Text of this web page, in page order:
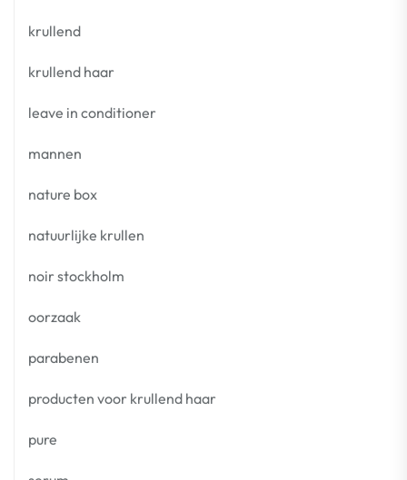
krullend
krullend haar
leave in conditioner
mannen
nature box
natuurlijke krullen
noir stockholm
oorzaak
parabenen
producten voor krullend haar
pure